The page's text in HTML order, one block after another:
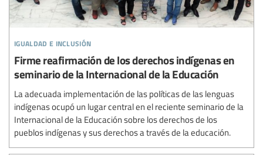
igualdad e inclusión
Firme reafirmación de los derechos indígenas en
seminario de la Internacional de la Educación
La adecuada implementación de las políticas de las lenguas
indígenas ocupó un lugar central en el reciente seminario de la
Internacional de la Educación sobre los derechos de los
pueblos indígenas y sus derechos a través de la educación.